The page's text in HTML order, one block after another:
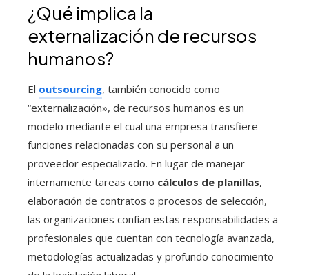
¿Qué implica la
externalización de recursos
humanos?
El outsourcing, también conocido como
“externalización», de recursos humanos es un
modelo mediante el cual una empresa transfiere
funciones relacionadas con su personal a un
proveedor especializado. En lugar de manejar
internamente tareas como cálculos de planillas,
elaboración de contratos o procesos de selección,
las organizaciones confían estas responsabilidades a
profesionales que cuentan con tecnología avanzada,
metodologías actualizadas y profundo conocimiento